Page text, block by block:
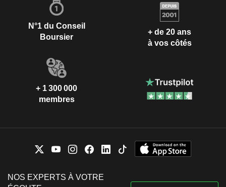
N°1 du Conseil
Boursier
+ de 20 ans
à vos côtés
+ 1 300 000
membres
NOS EXPERTS À VOTRE